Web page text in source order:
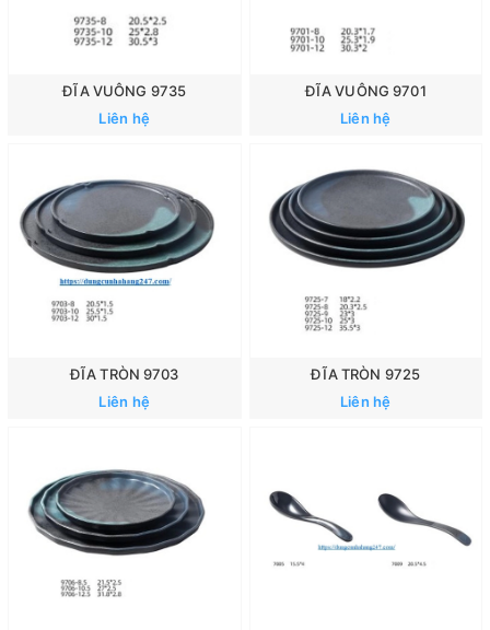
ĐĨA VUÔNG 9735
Liên hệ
ĐĨA VUÔNG 9701
Liên hệ
ĐĨA TRÒN 9703
Liên hệ
ĐĨA TRÒN 9725
Liên hệ